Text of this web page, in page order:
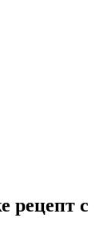
рецепт с